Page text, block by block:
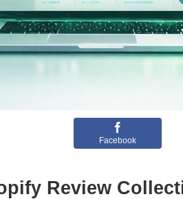
Facebook
Review